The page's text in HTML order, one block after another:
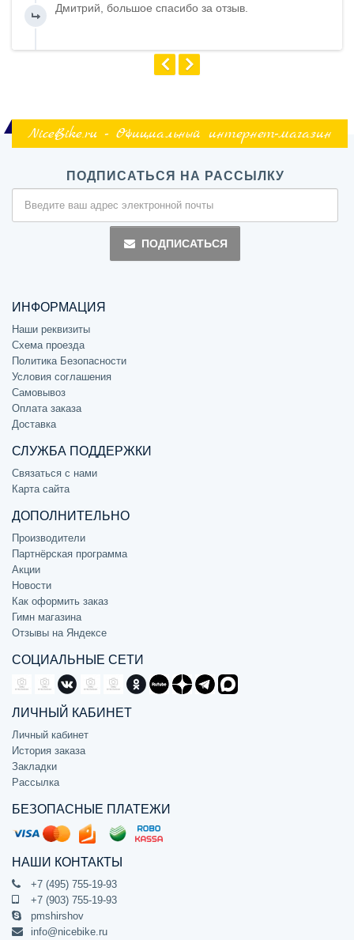
Дмитрий, большое спасибо за отзыв.
NiceBike.ru - Официальный интернет-магазин
ПОДПИСАТЬСЯ НА РАССЫЛКУ
ПОДПИСАТЬСЯ
ИНФОРМАЦИЯ
Наши реквизиты
Схема проезда
Политика Безопасности
Условия соглашения
Самовывоз
Оплата заказа
Доставка
СЛУЖБА ПОДДЕРЖКИ
Связаться с нами
Карта сайта
ДОПОЛНИТЕЛЬНО
Производители
Партнёрская программа
Акции
Новости
Как оформить заказ
Гимн магазина
Отзывы на Яндексе
СОЦИАЛЬНЫЕ СЕТИ
ЛИЧНЫЙ КАБИНЕТ
Личный кабинет
История заказа
Закладки
Рассылка
БЕЗОПАСНЫЕ ПЛАТЕЖИ
НАШИ КОНТАКТЫ
+7 (495) 755-19-93
+7 (903) 755-19-93
pmshirshov
info@nicebike.ru